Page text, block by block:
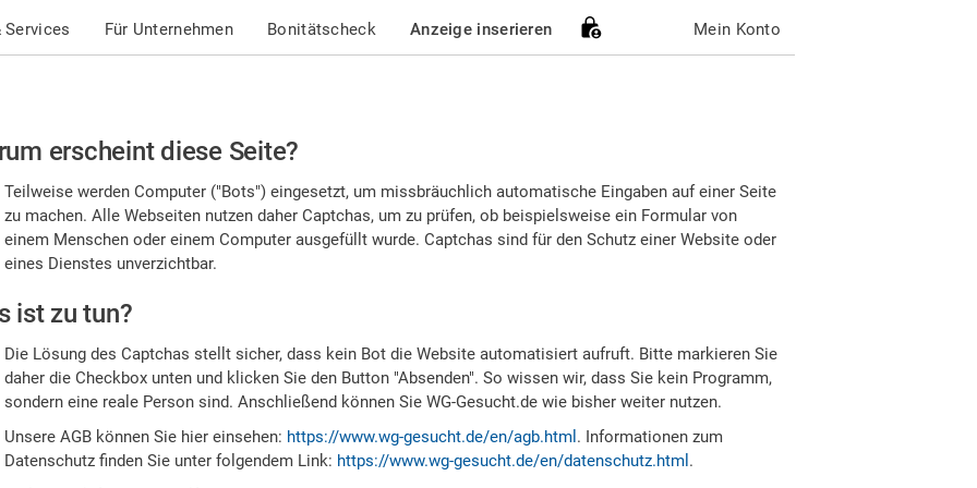
Services Für Unternehmen Bonitätscheck Anzeige inserieren Mein Konto
erscheint diese Seite?
Teilweise werden Computer ("Bots") eingesetzt, um missbräuchlich automatische Eingaben auf einer Seite
zu machen. Alle Webseiten nutzen daher Captchas, um zu prüfen, ob beispielsweise ein Formular von
einem Menschen oder einem Computer ausgefüllt wurde. Captchas sind für den Schutz einer Website oder
eines Dienstes unverzichtbar.
ist zu tun?
Die Lösung des Captchas stellt sicher, dass kein Bot die Website automatisiert aufruft. Bitte markieren Sie
daher die Checkbox unten und klicken Sie den Button "Absenden". So wissen wir, dass Sie kein Programm,
sondern eine reale Person sind. Anschließend können Sie WG-Gesucht.de wie bisher weiter nutzen.
Unsere AGB können Sie hier einsehen: https://www.wg-gesucht.de/en/agb.html . Informationen zum
Datenschutz finden Sie unter folgendem Link: https://www.wg-gesucht.de/en/datenschutz.html .